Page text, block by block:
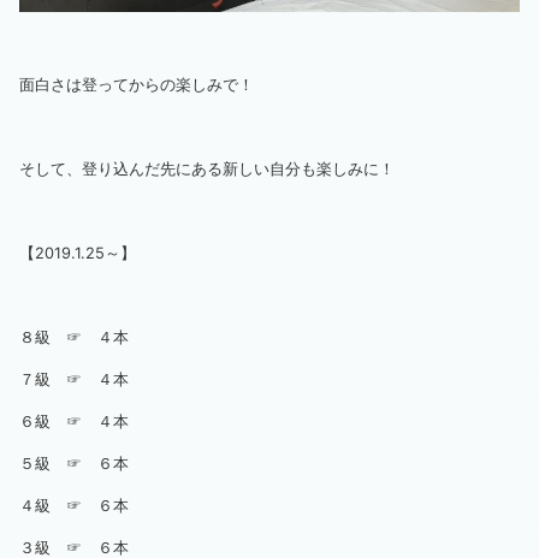
面白さは登ってからの楽しみで！
そして、登り込んだ先にある新しい自分も楽しみに！
【2019.1.25～】
８級 ☞ ４本
７級 ☞ ４本
６級 ☞ ４本
５級 ☞ ６本
４級 ☞ ６本
３級 ☞ ６本